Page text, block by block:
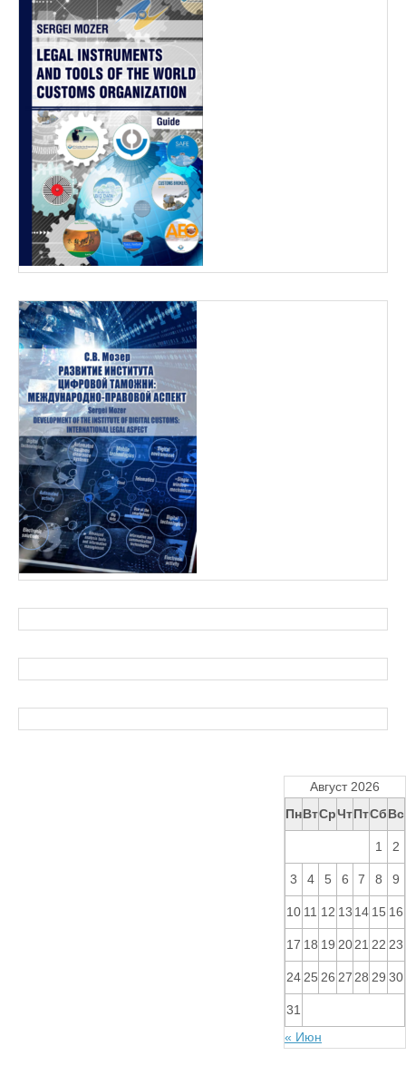
Август 2026
ПнВтСрЧтПтСбВс
1 2
3 4 5 6 7 8 9
10 11 12 13 14 15 16
17 18 19 2021 22 23
2425 26 2728 29 30
31
« Июн